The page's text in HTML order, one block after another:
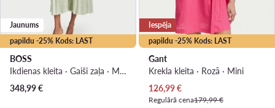
papildu -25% Kods: LAST
Jaunums
BOSS
Ikdienas kleita · Gaiši zaļa · Midi
348,99€
papildu -25% Kods: LAST
Iespēja
Gant
Krekla kleita · Rozā · Mini
Pašreizējā cena
126,99€
Regulārā cena179,99 €